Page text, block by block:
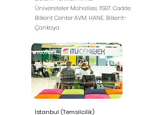
Üniversiteler Mahallesi, 1597. Cadde
Bilkent Center AVM. HANE, Bilkent-
Çankaya
İstanbul (Temsilcilik)